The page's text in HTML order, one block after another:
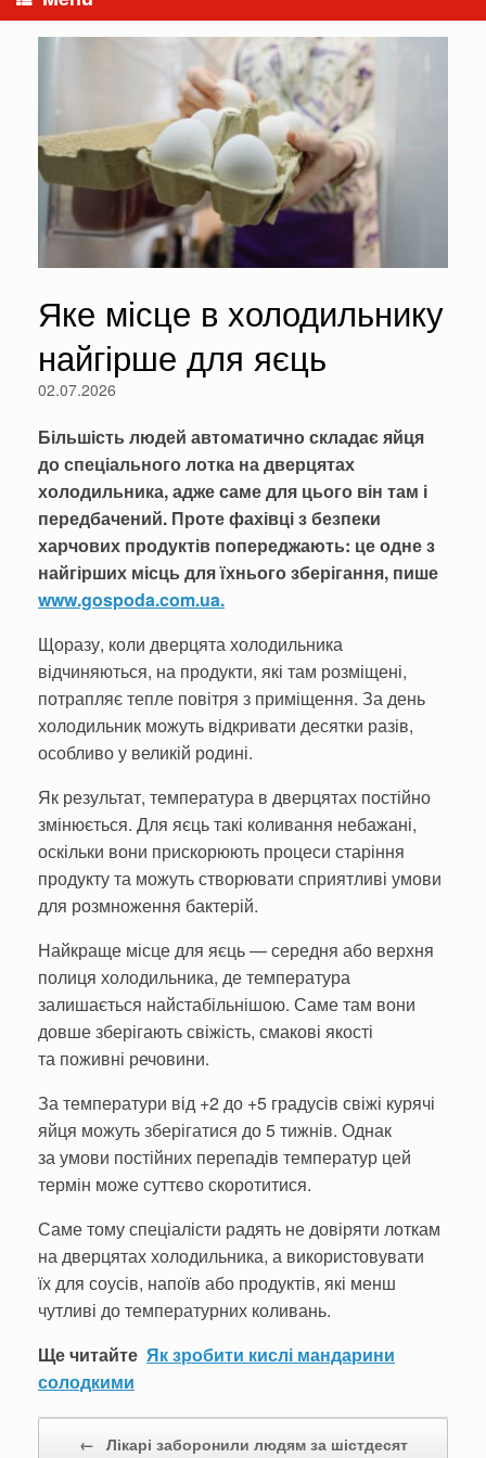
Яке місце в холодильнику
найгірше для яєць
02.07.2026
Більшість людей автоматично складає яйця
до спеціального лотка на дверцятах
холодильника, адже саме для цього він там і
передбачений. Проте фахівці з безпеки
харчових продуктів попереджають: це одне з
найгірших місць для їхнього зберігання, пише
www.gospoda.com.ua.
Щоразу, коли дверцята холодильника
відчиняються, на продукти, які там розміщені,
потрапляє тепле повітря з приміщення. За день
холодильник можуть відкривати десятки разів,
особливо у великій родині.
Як результат, температура в дверцятах постійно
змінюється. Для яєць такі коливання небажані,
оскільки вони прискорюють процеси старіння
продукту та можуть створювати сприятливі умови
для розмноження бактерій.
Найкраще місце для яєць — середня або верхня
полиця холодильника, де температура
залишається найстабільнішою. Саме там вони
довше зберігають свіжість, смакові якості
та поживні речовини.
За температури від +2 до +5 градусів свіжі курячі
яйця можуть зберігатися до 5 тижнів. Однак
за умови постійних перепадів температур цей
термін може суттєво скоротитися.
Саме тому спеціалісти радять не довіряти лоткам
на дверцятах холодильника, а використовувати
їх для соусів, напоїв або продуктів, які менш
чутливі до температурних коливань.
Ще читайте Як зробити кислі мандарини
солодкими
← Лікарі заборонили людям за шістдесят